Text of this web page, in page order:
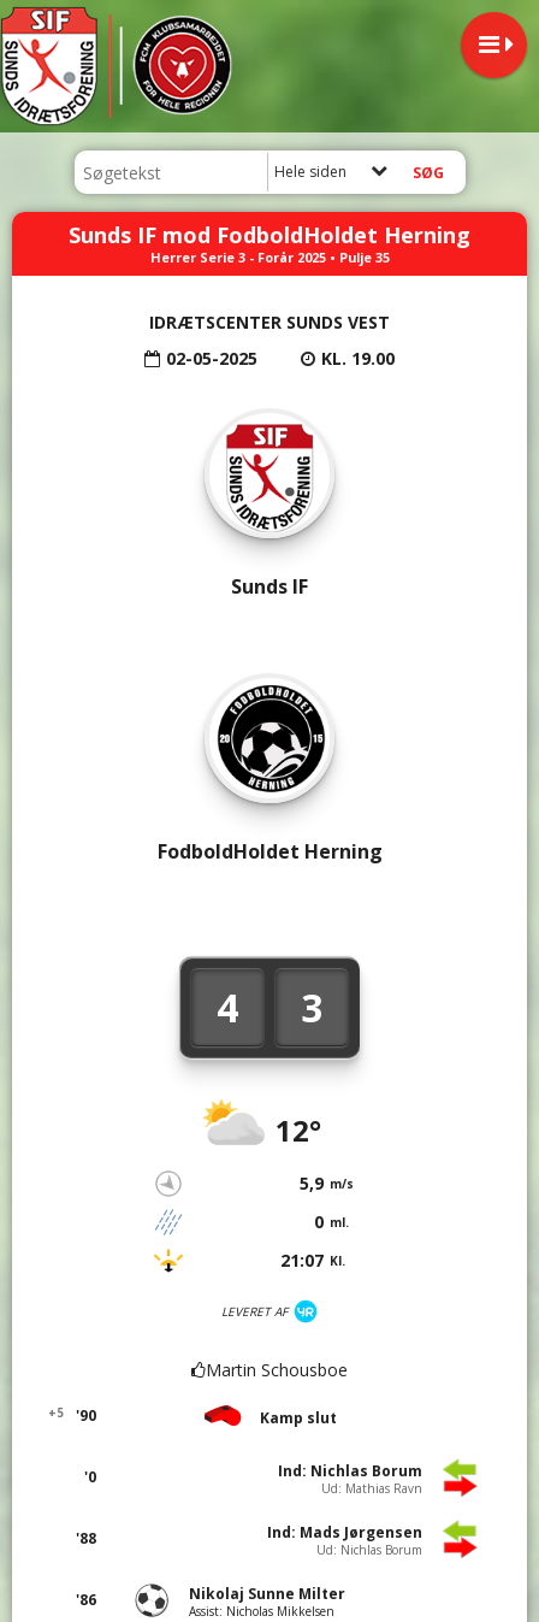
Hele siden
Sunds IF mod FodboldHoldet Herning
Herrer Serie 3 - Forår 2025 • Pulje 35
IDRÆTSCENTER SUNDS VEST
02-05-2025
KL. 19.00
Sunds IF
4 3
12°
5,9 m/s
0 ml.
21:07 Kl.
LEVERET AF
FodboldHoldet Herning
Martin Schousboe
'90
+5 Kamp slut
'0 Ind: Nichlas Borum
Ud: Mathias Ravn
'88 Ind: Mads Jørgensen
Ud: Nichlas Borum
'86 Nikolaj Sunne Milter
Assist: Nicholas Mikkelsen